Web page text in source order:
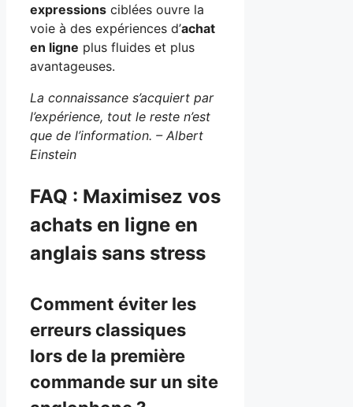
expressions ciblées ouvre la
voie à des expériences d’achat
en ligne plus fluides et plus
avantageuses.
La connaissance s’acquiert par
l’expérience, tout le reste n’est
que de l’information. – Albert
Einstein
FAQ : Maximisez vos
achats en ligne en
anglais sans stress
Comment éviter les
erreurs classiques
lors de la première
commande sur un site